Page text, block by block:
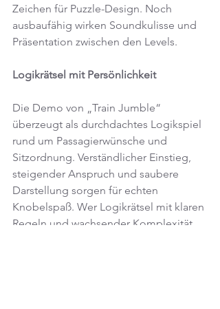
Zeichen für Puzzle-Design. Noch
ausbaufähig wirken Soundkulisse und
Präsentation zwischen den Levels.
Logikrätsel mit Persönlichkeit
Die Demo von „Train Jumble“
überzeugt als durchdachtes Logikspiel
rund um Passagierwünsche und
Sitzordnung. Verständlicher Einstieg,
steigender Anspruch und saubere
Darstellung sorgen für echten
Knobelspaß. Wer Logikrätsel mit klaren
Regeln und wachsender Komplexität